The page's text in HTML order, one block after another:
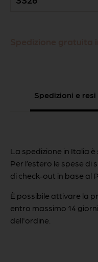
Spedizioni e resi
La spedizione in Italia
Per l’estero le spese
di check-out in base al
È possibile attivare la
entro massimo 14
dell'ordine.